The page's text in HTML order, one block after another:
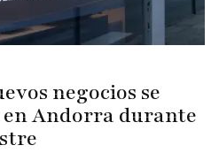
negocios se
en Andorra durante